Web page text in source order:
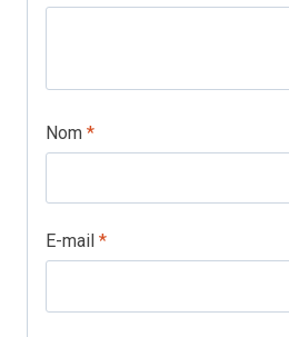
Nom *
E-mail *